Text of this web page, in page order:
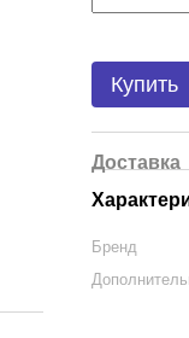
Купить
Доставка
Бренд